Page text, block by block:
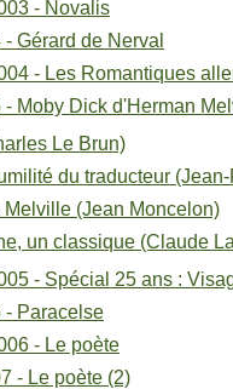
- Novalis
Gérard de Nerval
- Les Romantiques
- Moby Dick d'Herman
Le Brun)
du traducteur
Melville (Jean Moncelon)
un classique (Claude
- Spécial 25 ans :
- Paracelse
- Le poète
- Le poète (2)